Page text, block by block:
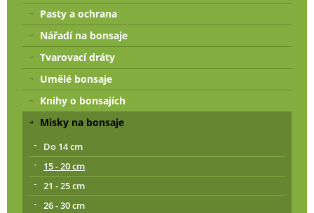
Pasty a ochrana
Nářadí na bonsaje
Tvarovací dráty
Umělé bonsaje
Knihy o bonsajích
Misky na bonsaje
Do 14 cm
15 - 20 cm
21 - 25 cm
26 - 30 cm